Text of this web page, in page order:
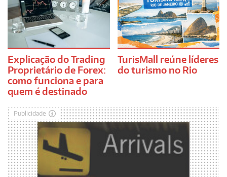
Explicação do Trading
Proprietário de Forex:
como funciona e para
quem é destinado
TurisMall reúne líderes
do turismo no Rio
Publicidade